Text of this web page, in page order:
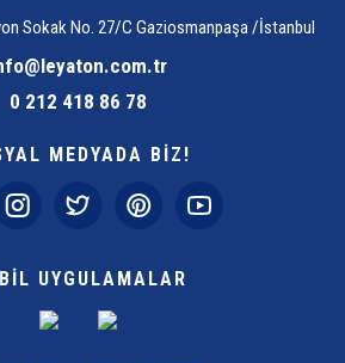
Sokak No. 27/C Gaziosmanpaşa /İstanbul
0 212 418 86 78
MEDYADA BİZ!
UYGULAMALAR